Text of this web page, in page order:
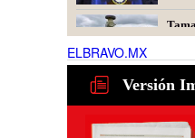
06
06
ELBRAVO.MX
Versión